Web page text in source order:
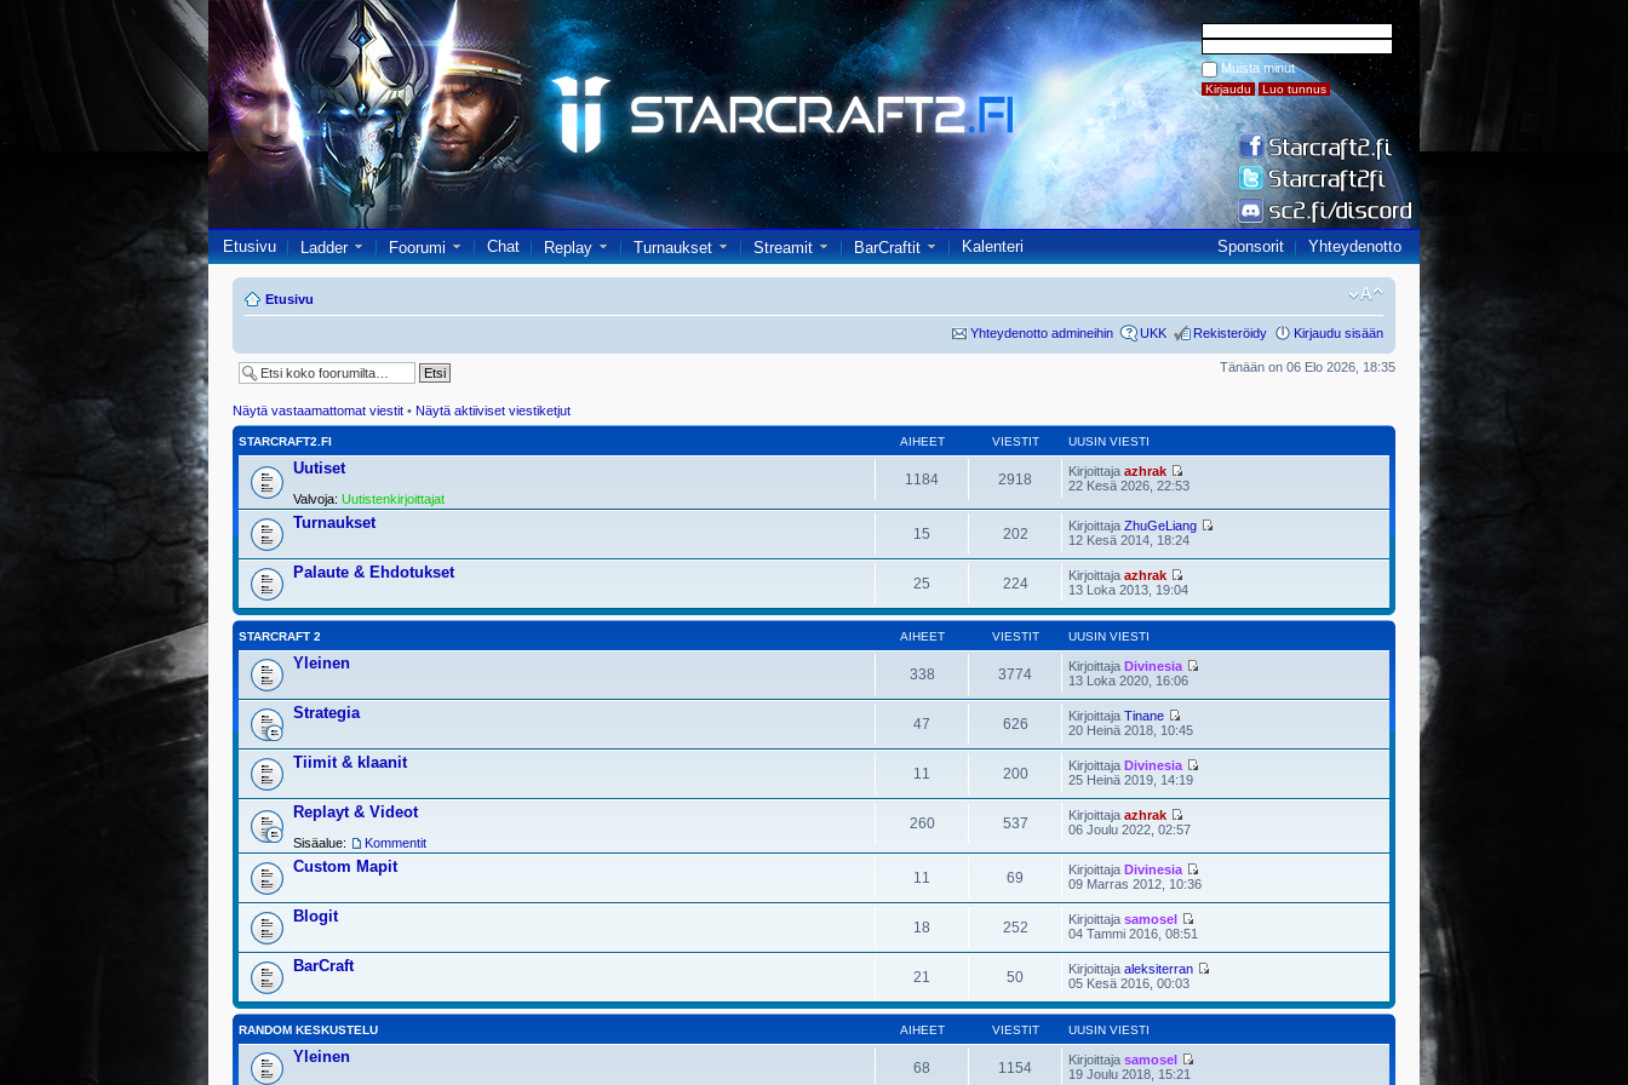
Muista minut
Etusivu Ladder Foorumi Chat Replay Turnaukset Streamit BarCraftit Kalenteri Sponsorit Yhteydenotto
Etusivu
Yhteydenotto admineihin UKK Rekisteröidy Kirjaudu sisään
Tänään on 06 Elo 2026, 18:35
Näytä vastaamattomat viestit • Näytä aktiiviset viestiketjut
STARCRAFT2.FI AIHEET VIESTIT UUSIN VIESTI
Uutiset
Valvoja: Uutistenkirjoittajat
1184 2918 Kirjoittaja azhrak
22 Kesä 2026, 22:53
Turnaukset
15 202 Kirjoittaja ZhuGeLiang
12 Kesä 2014, 18:24
Palaute & Ehdotukset
25 224 Kirjoittaja azhrak
13 Loka 2013, 19:04
STARCRAFT 2 AIHEET VIESTIT UUSIN VIESTI
Yleinen
338 3774 Kirjoittaja Divinesia
13 Loka 2020, 16:06
Strategia
47 626 Kirjoittaja Tinane
20 Heinä 2018, 10:45
Tiimit & klaanit
11 200 Kirjoittaja Divinesia
25 Heinä 2019, 14:19
Replayt & Videot
Sisäalue: Kommentit
260 537 Kirjoittaja azhrak
06 Joulu 2022, 02:57
Custom Mapit
11 69 Kirjoittaja Divinesia
09 Marras 2012, 10:36
Blogit
18 252 Kirjoittaja samosel
04 Tammi 2016, 08:51
BarCraft
21 50 Kirjoittaja aleksiterran
05 Kesä 2016, 00:03
RANDOM KESKUSTELU AIHEET VIESTIT UUSIN VIESTI
Yleinen
68 1154 Kirjoittaja samosel
19 Joulu 2018, 15:21